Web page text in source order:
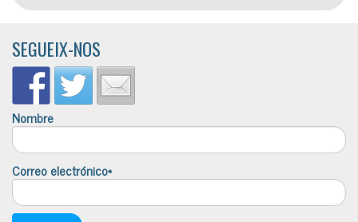
SEGUEIX-NOS
Nombre
Correo electrónico*